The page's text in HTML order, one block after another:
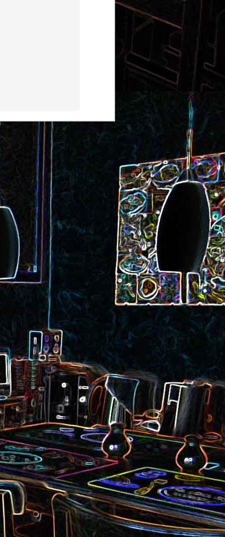
aux deux olives
et aux Cookie géant aux pépites de
chocolat et au miel
Noix de cajou caramélisées
au sésame
au Quesadillas à la mexicaine